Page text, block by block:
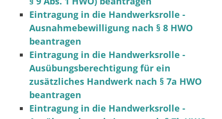
Eintragung in die Handwerksrolle -
Ausnahmebewilligung nach § 8 HWO
beantragen
Eintragung in die Handwerksrolle -
Ausübungsberechtigung für ein
zusätzliches Handwerk nach § 7a HWO
beantragen
Eintragung in die Handwerksrolle -